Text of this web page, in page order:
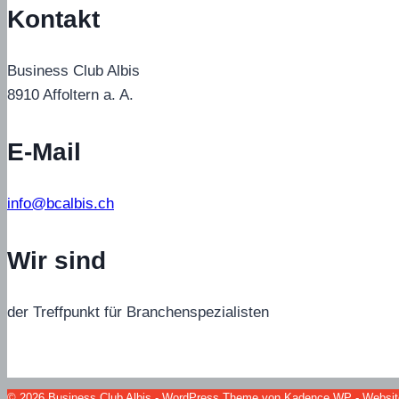
Kontakt
Business Club Albis
8910 Affoltern a. A.
E-Mail
info@bcalbis.ch
Wir sind
der Treffpunkt für Branchenspezialisten